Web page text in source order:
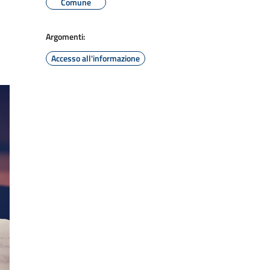
Argomenti:
Accesso all'informazione